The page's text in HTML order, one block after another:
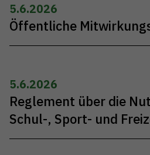
5.6.2026
Öffentliche
5.6.2026
Reglement über die
Schul-, Sport- und